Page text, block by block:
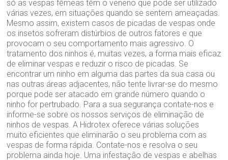
só as vespas fêmeas têm o veneno que pode ser utilizado
várias vezes, em situações quando se sentem ameaçadas.
Mesmo assim, existem casos de picadas de vespas onde
os insetos sofreram distúrbios de outros fatores e que
provocam o seu comportamento mais agressivo. O
tratamento dos ninhos é, muitas vezes, a forma mais eficaz
de eliminar vespas e reduzir o risco de picadas. Se
encontrar um ninho em alguma das partes da sua casa ou
nas outras áreas adjacentes, não tente livrar-se do mesmo
porque pode ser atacado em grande número quando o
ninho for pertrubado. Para a sua segurança contate-nos e
informe-se sobre os nossos serviços de eliminação de
ninhos de vespas. A Hidrotex oferece várias soluções
muito eficientes que eliminarão o seu problema com as
vespas de forma rápida. Contate-nos e resolva o seu
problema ainda hoje. Uma infestação de vespas e abelhas